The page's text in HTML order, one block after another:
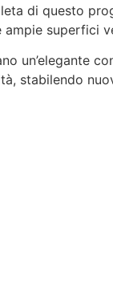
di questo
un’elegante
stabilendo